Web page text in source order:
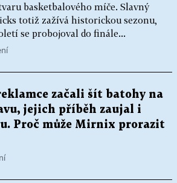
basketbalového míče. Slavný
totiž zažívá historickou sezonu,
se probojoval do finále...
začali šít batohy na
jejich příběh zaujal i
Proč může Mirnix prorazit